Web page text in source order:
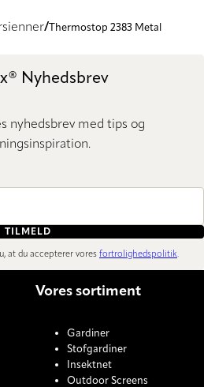
Thermostop 2383 Metal
Nyhedsbrev
nyhedsbrev med tips og
TILMELD
at du accepterer vores fortrolighedspolitik.
Vores sortiment
Gardiner
Stofgardiner
Insektnet
Outdoor Screens